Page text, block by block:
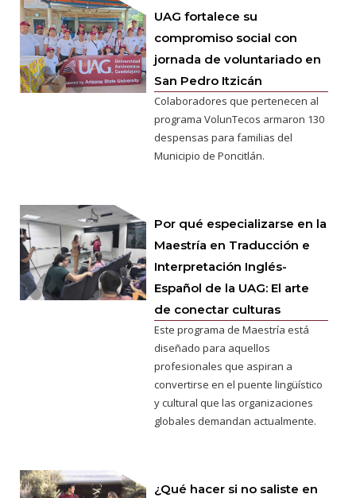
UAG fortalece su
compromiso social con
jornada de voluntariado en
San Pedro Itzicán
Colaboradores que pertenecen al
programa VolunTecos armaron 130
despensas para familias del
Municipio de Poncitlán.
Por qué especializarse en la
Maestría en Traducción e
Interpretación Inglés-
Español de la UAG: El arte
de conectar culturas
Este programa de Maestría está
diseñado para aquellos
profesionales que aspiran a
convertirse en el puente lingüístico
y cultural que las organizaciones
globales demandan actualmente.
¿Qué hacer si no saliste en